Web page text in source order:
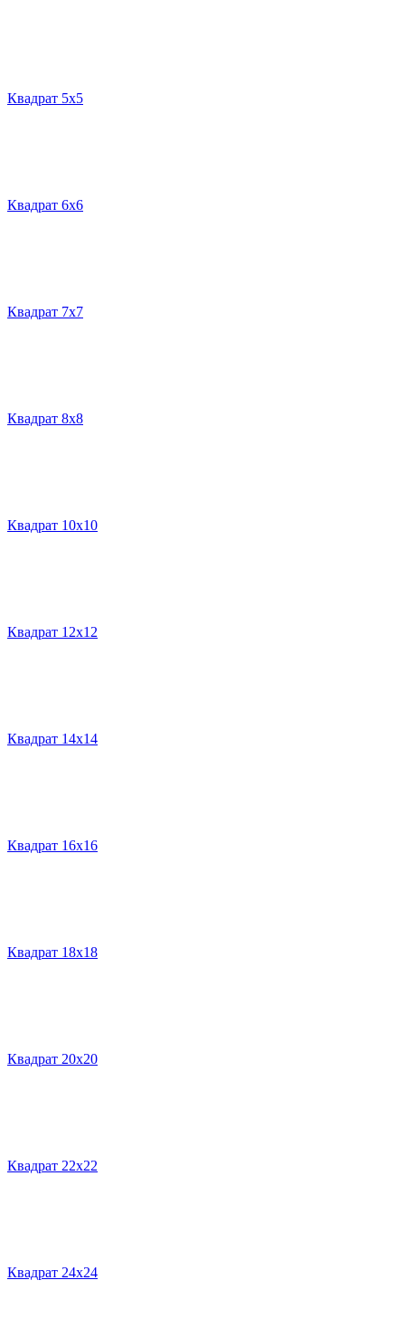
Квадрат 5х5
Квадрат 6х6
Квадрат 7х7
Квадрат 8х8
Квадрат 10х10
Квадрат 12х12
Квадрат 14х14
Квадрат 16х16
Квадрат 18х18
Квадрат 20х20
Квадрат 22х22
Квадрат 24х24